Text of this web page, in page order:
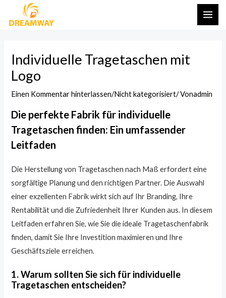
Inhalt
Individuelle Tragetaschen mit
Logo
Einen Kommentar hinterlassen/Nicht kategorisiert/ Vonadmin
Die perfekte Fabrik für individuelle
Tragetaschen finden: Ein umfassender
Leitfaden
Die Herstellung von Tragetaschen nach Maß erfordert eine
sorgfältige Planung und den richtigen Partner. Die Auswahl
einer exzellenten Fabrik wirkt sich auf Ihr Branding, Ihre
Rentabilität und die Zufriedenheit Ihrer Kunden aus. In diesem
Leitfaden erfahren Sie, wie Sie die ideale Tragetaschenfabrik
finden, damit Sie Ihre Investition maximieren und Ihre
Geschäftsziele erreichen.
1. Warum sollten Sie sich für individuelle
Tragetaschen entscheiden?
der